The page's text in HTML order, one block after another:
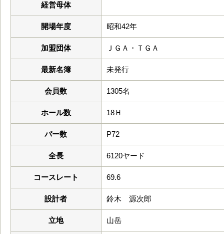
経営母体
開場年度 昭和42年
加盟団体 ＪＧＡ・ＴＧＡ
最新名簿 未発行
会員数 1305名
ホール数 18Ｈ
パー数 P72
全長 6120ヤード
コースレート 69.6
設計者 鈴木 源次郎
立地 山岳